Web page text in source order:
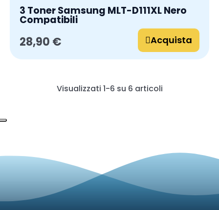
3 Toner Samsung MLT-D111XL Nero
Compatibili
28,90 € Acquista
Visualizzati 1-6 su 6 articoli